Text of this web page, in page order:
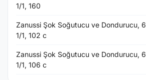
1/1, 160
Zanussi Şok Soğutucu ve Dondurucu,
1/1, 102 c
Zanussi Şok Soğutucu ve Dondurucu,
1/1, 106 c